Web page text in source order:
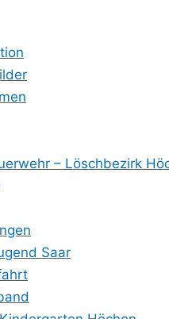
– Löschbezirk
Saar